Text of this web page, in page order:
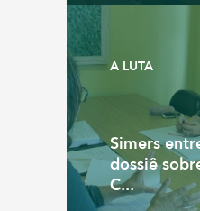
A LUTA
Simers
dossiê
C...